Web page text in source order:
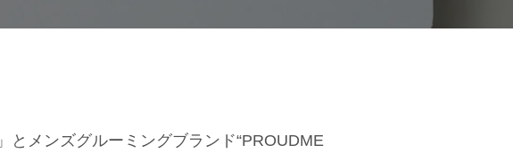
」とメンズグルーミングブランド“PROUDME